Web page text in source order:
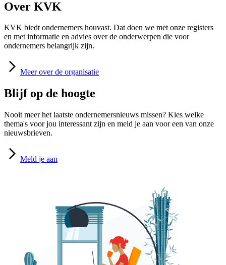
Over KVK
KVK biedt ondernemers houvast. Dat doen we met onze registers
en met informatie en advies over de onderwerpen die voor
ondernemers belangrijk zijn.
Meer over de organisatie
Blijf op de hoogte
Nooit meer het laatste ondernemersnieuws missen? Kies welke
thema's voor jou interessant zijn en meld je aan voor een van onze
nieuwsbrieven.
Meld je aan